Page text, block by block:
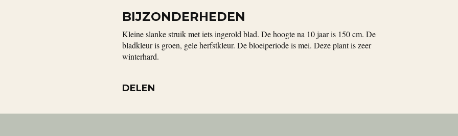
BIJZONDERHEDEN
Kleine slanke struik met iets ingerold blad. De hoogte na 10 jaar is 150 cm. De
bladkleur is groen, gele herfstkleur. De bloeiperiode is mei. Deze plant is zeer
winterhard.
DELEN